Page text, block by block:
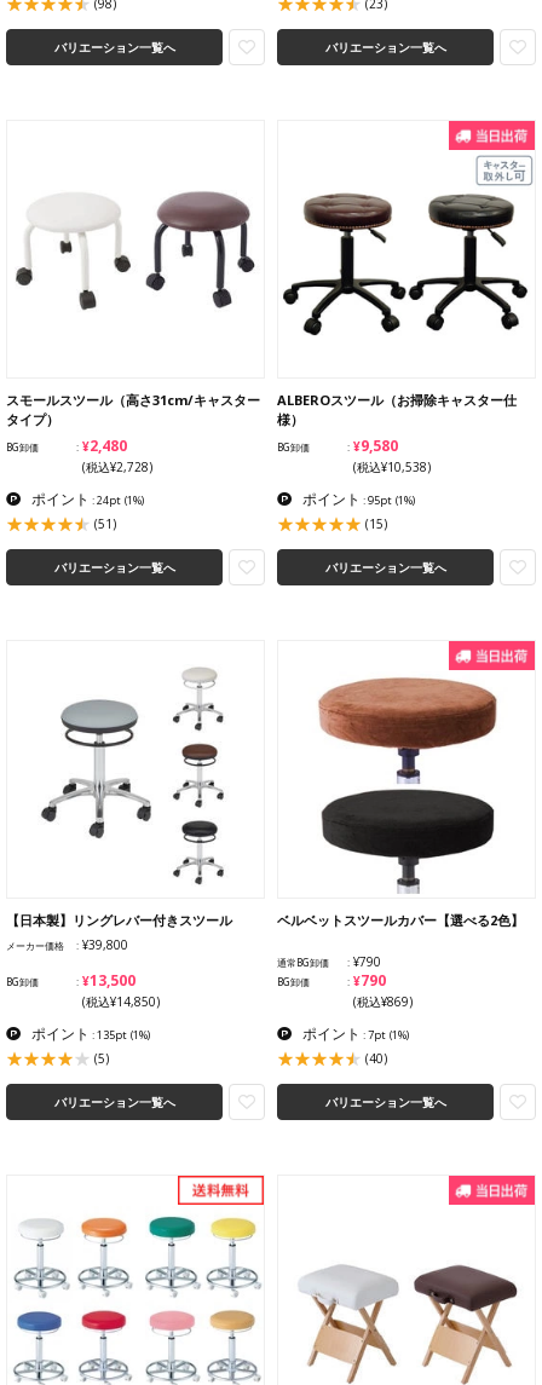
(98)
バリエーション一覧へ
(23)
バリエーション一覧へ
スモールスツール（高さ31cm/キャスター
タイプ）
BG卸価 ¥2,480
(税込¥2,728)
ポイント : 24pt (1%)
(51)
バリエーション一覧へ
ALBEROスツール（お掃除キャスター仕
様）
BG卸価 ¥9,580
(税込¥10,538)
ポイント : 95pt (1%)
(15)
バリエーション一覧へ
【日本製】リングレバー付きスツール
メーカー価格 ¥39,800
BG卸価 ¥13,500
(税込¥14,850)
ポイント : 135pt (1%)
(5)
バリエーション一覧へ
ベルベットスツールカバー【選べる2色】
通常BG卸価 ¥790
BG卸価 ¥790
(税込¥869)
ポイント : 7pt (1%)
(40)
バリエーション一覧へ